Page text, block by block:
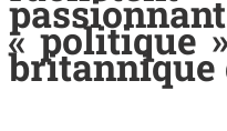
« politique
britannique